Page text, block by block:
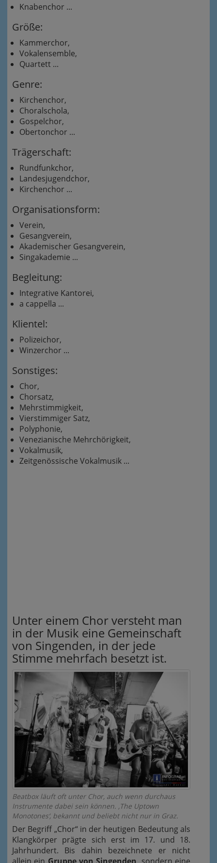
Knabenchor ...
Größe:
Kammerchor,
Vokalensemble,
Quartett ...
Genre:
Kirchenchor,
Choralschola,
Gospelchor,
Obertonchor ...
Trägerschaft:
Rundfunkchor,
Landesjugendchor,
Kirchenchor ...
Organisationsform:
Verein,
Gesangverein,
Akademischer Gesangverein,
Singakademie ...
Begleitung:
Integrative Kantorei,
a cappella ...
Klientel:
Polizeichor,
Winzerchor ...
Sonstiges:
Chor,
Chorsatz,
Mehrstimmigkeit,
Vierstimmiger Satz,
Polyphonie,
Venezianische Mehrchörigkeit,
Vokalmusik,
Zeitgenössische Vokalmusik ...
Unter einem Chor versteht man
in der Musik eine Gemeinschaft
von Singenden, in der jede
Stimme mehrfach besetzt ist.
Beatbox läuft oft unter Chor, auch wenn durchaus
Instrumente dabei sein können. ‚The Uptown
Monotones‘, bekannt und beliebt nicht nur in Graz.
Der Begriff „Chor“ in der heutigen Bedeutung als
Klangkörper prägte sich erst im 17. und 18.
Jahrhundert. Bis dahin bezeichnete er nicht